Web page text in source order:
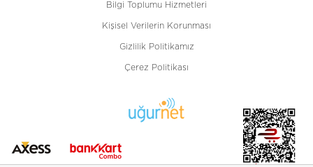
Bilgi Toplumu Hizmetleri
Kişisel Verilerin Korunması
Gizlilik Politikamız
Çerez Politikası